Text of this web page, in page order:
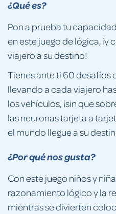
¿Qué es?
Pon a prueba tu
en este juego de lógica, ¡y
viajero a su destino!
Tienes ante ti 60 desafíos
llevando a cada viajero
los vehículos, ¡sin que
las neuronas tarjeta a
el mundo llegue a su
¿Por qué nos gusta?
Con este juego niños y
razonamiento lógico y la
mientras se divierten